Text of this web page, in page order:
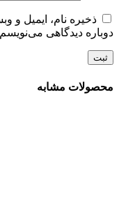
ذخیره نام، ایمیل و
دوباره دیدگاهی
محصولات مشابه